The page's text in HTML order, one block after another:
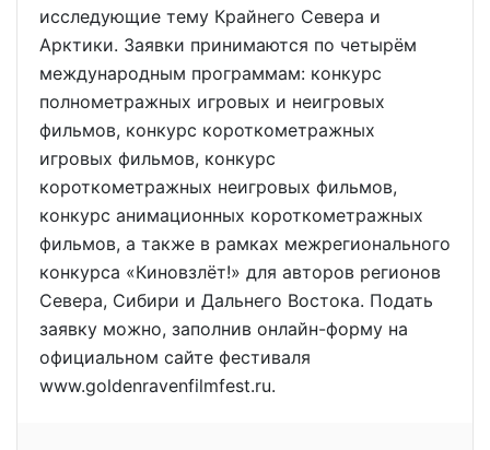
исследующие тему Крайнего Севера и
Арктики. Заявки принимаются по четырём
международным программам: конкурс
полнометражных игровых и неигровых
фильмов, конкурс короткометражных
игровых фильмов, конкурс
короткометражных неигровых фильмов,
конкурс анимационных короткометражных
фильмов, а также в рамках межрегионального
конкурса «Киновзлёт!» для авторов регионов
Севера, Сибири и Дальнего Востока. Подать
заявку можно, заполнив онлайн-форму на
официальном сайте фестиваля
www.goldenravenfilmfest.ru.